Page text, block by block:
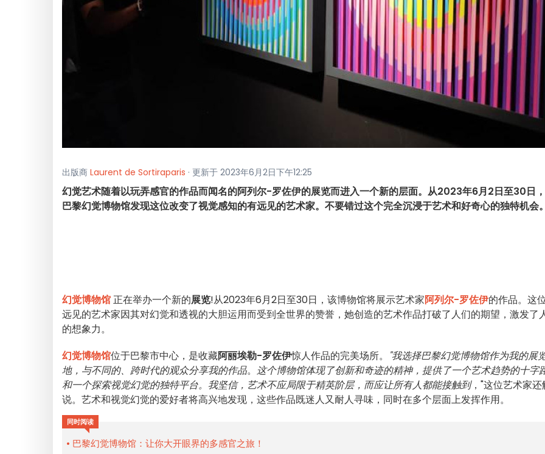
出版商 Laurent de Sortiraparis · 更新于 2023年6月2日下午12:25
幻觉艺术随着以玩弄感官的作品而闻名的阿列尔-罗佐伊的展览而进入一个新的层面。从2023年6月2日至30日
巴黎幻觉博物馆发现这位改变了视觉感知的有远见的艺术家。不要错过这个完全沉浸于艺术和好奇心的独特机会
幻觉博物馆正在举办一个新的展览!从2023年6月2日至30日，该博物馆将展示艺术家阿列尔-罗佐伊的作品。这
远见的艺术家因其对幻觉和透视的大胆运用而受到全世界的赞誉，她创造的艺术作品打破了人们的期望，激发了
的想象力。
幻觉博物馆位于巴黎市中心，是收藏阿丽埃勒-罗佐伊惊人作品的完美场所。
"我选择巴黎幻觉博物馆作为我的展
地，与不同的、跨时代的观众分享我的作品。 这个博物馆体现了创新和奇迹的精神，提供了一个艺术趋势的十字
和一个探索视觉幻觉的独特平台。我坚信，艺术不应局限于精英阶层，而应让所有人都能接触到，"这位艺术家还
说。艺术和视觉幻觉的爱好者将高兴地发现，这些作品既迷人又耐人寻味，同时在多个层面上发挥作用。
同时阅读
巴黎幻觉博物馆：让你大开眼界的多感官之旅！